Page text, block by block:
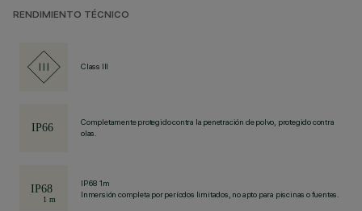
RENDIMIENTO TÉCNICO
Class III
Completamente protegido contra la penetración de polvo, protegido contra
olas.
IP68 1m
Inmersión completa por períodos limitados, no apto para piscinas o fuentes.